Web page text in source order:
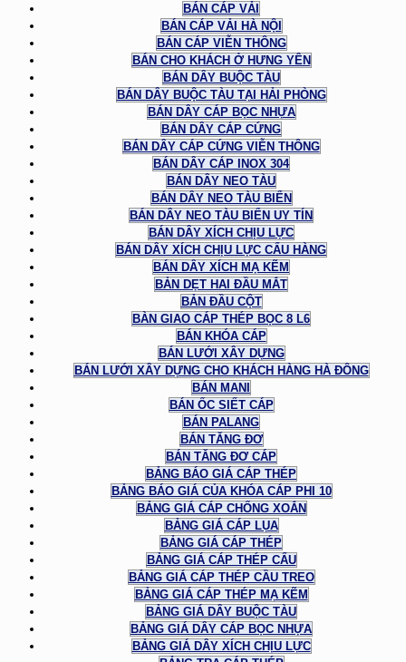
BÁN CÁP VẢI
BÁN CÁP VẢI HÀ NỘI
BÁN CÁP VIỄN THÔNG
BÁN CHO KHÁCH Ở HƯNG YÊN
BÁN DÂY BUỘC TÀU
BÁN DÂY BUỘC TÀU TẠI HẢI PHÒNG
BÁN DÂY CÁP BỌC NHỰA
BÁN DÂY CÁP CỨNG
BÁN DÂY CÁP CỨNG VIỄN THÔNG
BÁN DÂY CÁP INOX 304
BÁN DÂY NEO TÀU
BÁN DÂY NEO TÀU BIỂN
BÁN DÂY NEO TÀU BIỂN UY TÍN
BÁN DÂY XÍCH CHỊU LỰC
BÁN DÂY XÍCH CHỊU LỰC CẨU HÀNG
BÁN DÂY XÍCH MẠ KẼM
BẢN DẸT HAI ĐẦU MẮT
BẢN ĐẦU CỘT
BÀN GIAO CÁP THÉP BỌC 8 L6
BÁN KHÓA CÁP
BÁN LƯỚI XÂY DỰNG
BÁN LƯỚI XÂY DỰNG CHO KHÁCH HÀNG HÀ ĐÔNG
BÁN MANI
BÁN ỐC SIẾT CÁP
BÁN PALANG
BÁN TĂNG ĐƠ
BÁN TĂNG ĐƠ CÁP
BẢNG BÁO GIÁ CÁP THÉP
BẢNG BÁO GIÁ CỦA KHÓA CÁP PHI 10
BẢNG GIÁ CÁP CHỐNG XOẮN
BẢNG GIÁ CÁP LỤA
BẢNG GIÁ CÁP THÉP
BẢNG GIÁ CÁP THÉP CẨU
BẢNG GIÁ CÁP THÉP CẦU TREO
BẢNG GIÁ CÁP THÉP MẠ KẼM
BẢNG GIÁ DÂY BUỘC TÀU
BẢNG GIÁ DÂY CÁP BỌC NHỰA
BẢNG GIÁ DÂY XÍCH CHỊU LỰC